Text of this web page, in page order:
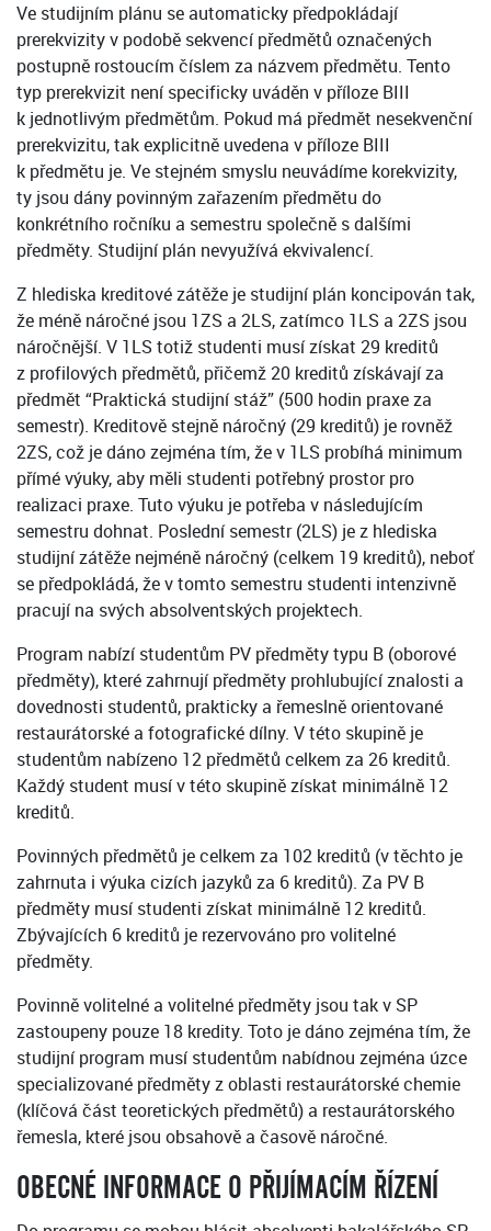
Ve studijním plánu se automaticky předpokládají
prerekvizity v podobě sekvencí předmětů označených
postupně rostoucím číslem za názvem předmětu. Tento
typ prerekvizit není specificky uváděn v příloze BIII
k jednotlivým předmětům. Pokud má předmět nesekvenční
prerekvizitu, tak explicitně uvedena v příloze BIII
k předmětu je. Ve stejném smyslu neuvádíme korekvizity,
ty jsou dány povinným zařazením předmětu do
konkrétního ročníku a semestru společně s dalšími
předměty. Studijní plán nevyužívá ekvivalencí.
Z hlediska kreditové zátěže je studijní plán koncipován tak,
že méně náročné jsou 1ZS a 2LS, zatímco 1LS a 2ZS jsou
náročnější. V 1LS totiž studenti musí získat 29 kreditů
z profilových předmětů, přičemž 20 kreditů získávají za
předmět “Praktická studijní stáž” (500 hodin praxe za
semestr). Kreditově stejně náročný (29 kreditů) je rovněž
2ZS, což je dáno zejména tím, že v 1LS probíhá minimum
přímé výuky, aby měli studenti potřebný prostor pro
realizaci praxe. Tuto výuku je potřeba v následujícím
semestru dohnat. Poslední semestr (2LS) je z hlediska
studijní zátěže nejméně náročný (celkem 19 kreditů), neboť
se předpokládá, že v tomto semestru studenti intenzivně
pracují na svých absolventských projektech.
Program nabízí studentům PV předměty typu B (oborové
předměty), které zahrnují předměty prohlubující znalosti a
dovednosti studentů, prakticky a řemeslně orientované
restaurátorské a fotografické dílny. V této skupině je
studentům nabízeno 12 předmětů celkem za 26 kreditů.
Každý student musí v této skupině získat minimálně 12
kreditů.
Povinných předmětů je celkem za 102 kreditů (v těchto je
zahrnuta i výuka cizích jazyků za 6 kreditů). Za PV B
předměty musí studenti získat minimálně 12 kreditů.
Zbývajících 6 kreditů je rezervováno pro volitelné
předměty.
Povinně volitelné a volitelné předměty jsou tak v SP
zastoupeny pouze 18 kredity. Toto je dáno zejména tím, že
studijní program musí studentům nabídnou zejména úzce
specializované předměty z oblasti restaurátorské chemie
(klíčová část teoretických předmětů) a restaurátorského
řemesla, které jsou obsahově a časově náročné.
OBECNÉ INFORMACE O PŘIJÍMACÍM ŘÍZENÍ